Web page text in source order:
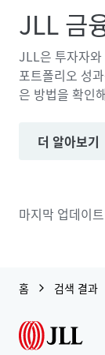
JLL 금
JLL은 투자자와
포트폴리오 성
은 방법을 확인
더 알아보기
마지막 업데이트
홈 검색 결과